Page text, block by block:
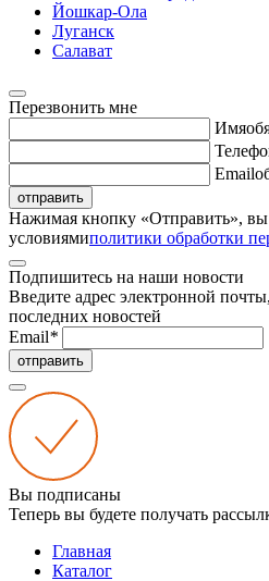
Йошкар-Ола
Луганск
Салават
Перезвонить мне
Имя
Email
отправить
Нажимая кнопку «Отправить», вы
условиямиполитики обработки
Подпишитесь на наши новости
Введите адрес электронной
последних новостей
Email*
отправить
Вы подписаны
Теперь вы будете получать
Главная
Каталог